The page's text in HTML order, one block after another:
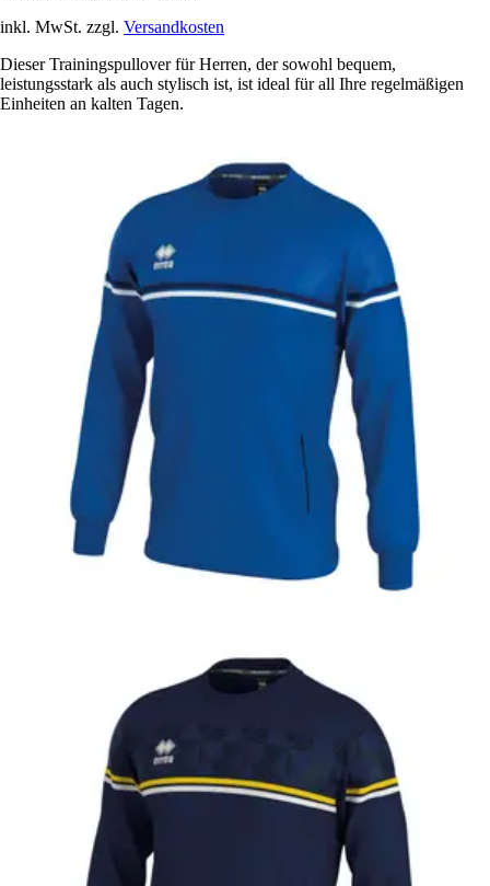
inkl. MwSt. zzgl. Versandkosten
Dieser Trainingspullover für Herren, der sowohl bequem,
leistungsstark als auch stylisch ist, ist ideal für all Ihre regelmäßigen
Einheiten an kalten Tagen.